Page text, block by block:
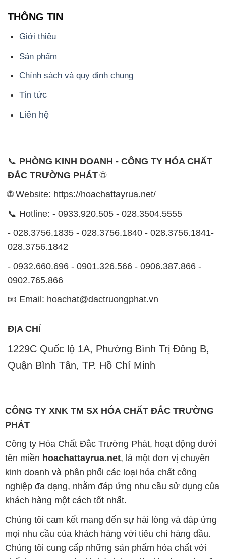
THÔNG TIN
Giới thiệu
Sản phẩm
Chính sách và quy định chung
Tin tức
Liên hệ
📞 PHÒNG KINH DOANH - CÔNG TY HÓA CHẤT
ĐẮC TRƯỜNG PHÁT🌐
🌐 Website: https://hoachattayrua.net/
📞 Hotline: - 0933.920.505 - 028.3504.5555
- 028.3756.1835 - 028.3756.1840 - 028.3756.1841-
028.3756.1842
- 0932.660.696 - 0901.326.566 - 0906.387.866 -
0902.765.866
📧 Email: hoachat@dactruongphat.vn
ĐỊA CHỈ
1229C Quốc lộ 1A, Phường Bình Trị Đông B,
Quận Bình Tân, TP. Hồ Chí Minh
CÔNG TY XNK TM SX HÓA CHẤT ĐẮC TRƯỜNG
PHÁT
Công ty Hóa Chất Đắc Trường Phát, hoạt động dưới
tên miền hoachattayrua.net, là một đơn vị chuyên
kinh doanh và phân phối các loại hóa chất công
nghiệp đa dạng, nhằm đáp ứng nhu cầu sử dụng của
khách hàng một cách tốt nhất.
Chúng tôi cam kết mang đến sự hài lòng và đáp ứng
mọi nhu cầu của khách hàng với tiêu chí hàng đầu.
Chúng tôi cung cấp những sản phẩm hóa chất với